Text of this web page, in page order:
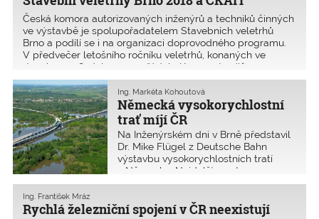
Česká komora autorizovaných inženýrů a techniků činných
ve výstavbě je spolupořadatelem Stavebních veletrhů
Brno a podílí se i na organizaci doprovodného programu.
V předvečer letošního ročníku veletrhů, konaných ve
dnech 24.–28. ­dubna, uspořádala Komora tradičn
Německá vysokorychlostní
trať míjí ČR
Ing. Markéta Kohoutová
Na Inženýrském dni v Brně představil
Dr. Mike Flügel z Deutsche Bahn
výstavbu vysokorychlostních tratí
v Německu. Nejdelší most na
vysokorychlostní trati vede nad
Rychlá železniční spojení v ČR neexistují
Ing. František Mráz